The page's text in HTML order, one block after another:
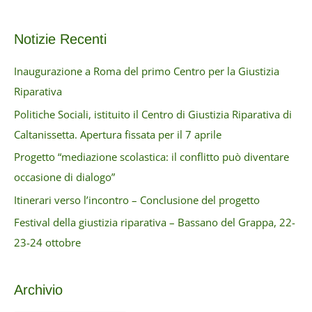
Notizie Recenti
Inaugurazione a Roma del primo Centro per la Giustizia
Riparativa
Politiche Sociali, istituito il Centro di Giustizia Riparativa di
Caltanissetta. Apertura fissata per il 7 aprile
Progetto “mediazione scolastica: il conflitto può diventare
occasione di dialogo”
Itinerari verso l’incontro – Conclusione del progetto
Festival della giustizia riparativa – Bassano del Grappa, 22-
23-24 ottobre
Archivio